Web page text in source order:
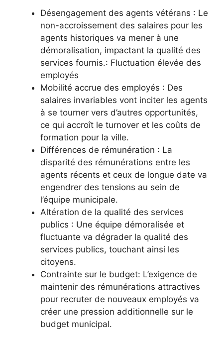
Désengagement des agents vétérans : Le
non-accroissement des salaires pour les
agents historiques va mener à une
démoralisation, impactant la qualité des
services fournis.: Fluctuation élevée des
employés
Mobilité accrue des employés : Des
salaires invariables vont inciter les agents
à se tourner vers d’autres opportunités,
ce qui accroît le turnover et les coûts de
formation pour la ville.
Différences de rémunération : La
disparité des rémunérations entre les
agents récents et ceux de longue date va
engendrer des tensions au sein de
l’équipe municipale.
Altération de la qualité des services
publics : Une équipe démoralisée et
fluctuante va dégrader la qualité des
services publics, touchant ainsi les
citoyens.
Contrainte sur le budget: L’exigence de
maintenir des rémunérations attractives
pour recruter de nouveaux employés va
créer une pression additionnelle sur le
budget municipal.